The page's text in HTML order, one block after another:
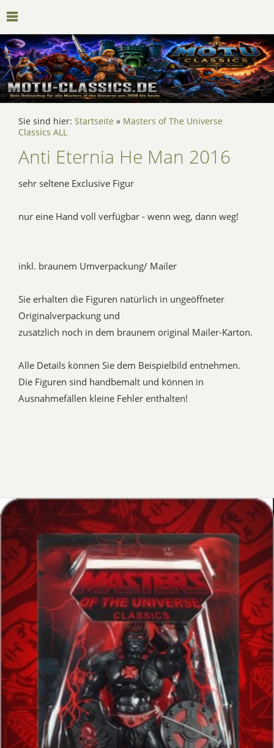
Sie sind hier: Startseite » Masters of The Universe
Classics ALL
Anti Eternia He Man 2016
sehr seltene Exclusive Figur
nur eine Hand voll verfügbar - wenn weg, dann weg!
inkl. braunem Umverpackung/ Mailer
Sie erhalten die Figuren natürlich in ungeöffneter
Originalverpackung und
zusätzlich noch in dem braunem original Mailer-Karton.
Alle Details können Sie dem Beispielbild entnehmen.
Die Figuren sind handbemalt und können in
Ausnahmefällen kleine Fehler enthalten!